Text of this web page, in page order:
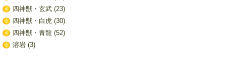
四神獣・玄武(23)
四神獣・白虎(30)
四神獣・青龍(52)
溶岩(3)